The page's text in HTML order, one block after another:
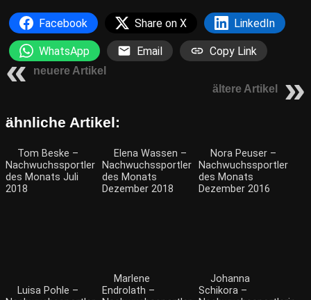
Facebook Share on X LinkedIn
WhatsApp Email Copy Link
neuere Artikel
ältere Artikel
ähnliche Artikel:
Tom Beske –
Nachwuchssportler
des Monats Juli
2018
Elena Wassen –
Nachwuchssportler
des Monats
Dezember 2018
Nora Peuser –
Nachwuchssportler
des Monats
Dezember 2016
Luisa Pohle –
Marlene
Endrolath –
Johanna
Schikora –